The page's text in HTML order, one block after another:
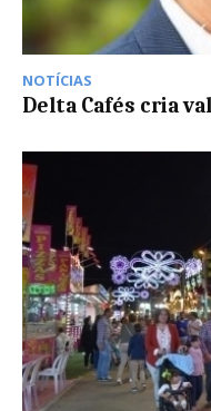
NOTÍCIAS
Delta Cafés cria